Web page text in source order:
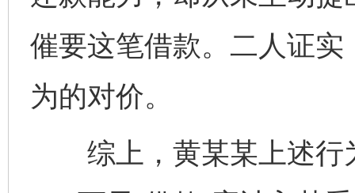
催要这笔借款。二人证实
为的对价。
综上，黄某某上述行